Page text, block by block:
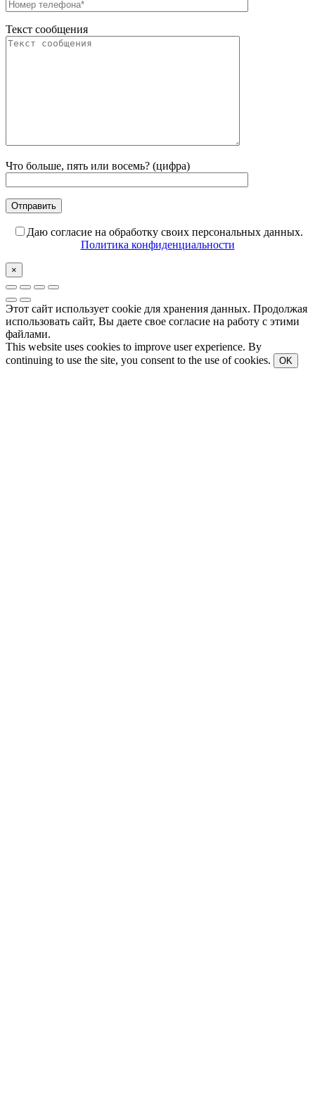
Текст сообщения
Что больше, пять или восемь? (цифра)
Даю согласие на обработку своих персональных данных.
Политика конфиденциальности
×
Этот сайт использует cookie для хранения данных. Продолжая
использовать сайт, Вы даете свое согласие на работу с этими
файлами.
This website uses cookies to improve user experience. By
continuing to use the site, you consent to the use of cookies.
OK